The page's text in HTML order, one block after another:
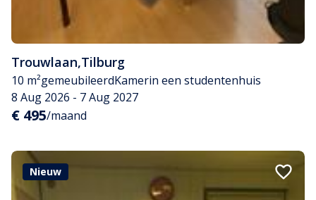
Trouwlaan,Tilburg
10 m²gemeubileerdKamerin een studentenhuis
8 Aug 2026 - 7 Aug 2027
€ 495/maand
Nieuw